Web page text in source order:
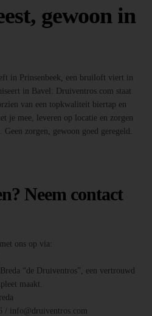
gewoon in
in Prinsenbeek, een bruiloft viert in
in Bavel: Druiventros.com staat
van een topkwaliteit biertap en
je mee, leveren op locatie en zorgen
zorgen, gewoon goed geregeld.
Neem contact
ons op via:
“de Druiventros”, een vertrouwd
maakt.
/ info@druiventros.com